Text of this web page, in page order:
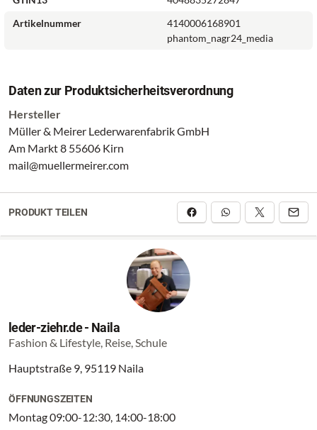
Artikelnummer
4140006168901
phantom_nagr24_media
Daten zur Produktsicherheitsverordnung
Hersteller
Müller & Meirer Lederwarenfabrik GmbH
Am Markt 8 55606 Kirn
mail@muellermeirer.com
PRODUKT TEILEN
leder-ziehr.de - Naila
Fashion & Lifestyle, Reise, Schule
Hauptstraße 9, 95119 Naila
ÖFFNUNGSZEITEN
Montag 09:00-12:30, 14:00-18:00